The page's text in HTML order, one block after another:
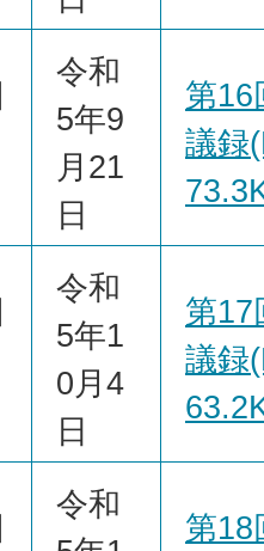
令和
5年9
月21
日
第16
議録
令和
5年1
0月4
日
第17
議録
令和
第18